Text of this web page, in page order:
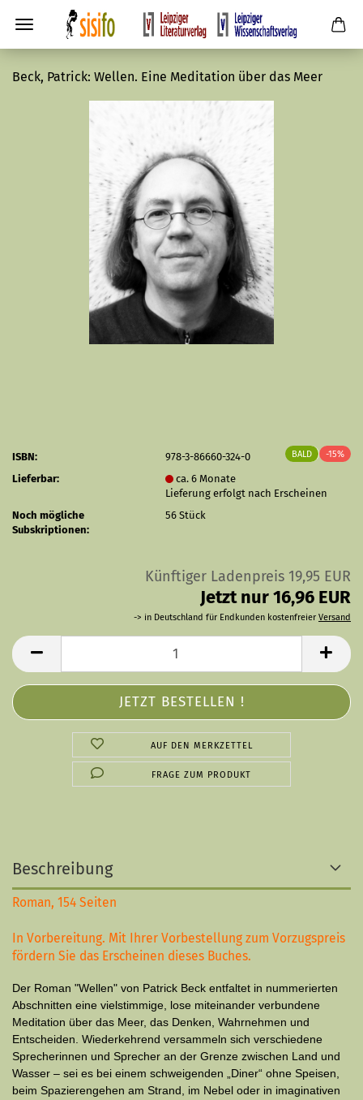
Beck, Patrick: Wellen. Eine Meditation über das Meer
BALD -15%
ISBN:
978-3-86660-324-0
Lieferbar:
ca. 6 Monate
Lieferung erfolgt nach Erscheinen
Noch mögliche
Subskriptionen:
56Stück
Künftiger Ladenpreis 19,95 EUR
Jetzt nur 16,96 EUR
-> in Deutschland für Endkunden kostenfreier Versand
AUF DEN MERKZETTEL
FRAGE ZUM PRODUKT
Beschreibung
Roman, 154 Seiten
In Vorbereitung. Mit Ihrer Vorbestellung zum Vorzugspreis
fördern Sie das Erscheinen dieses Buches.
Der Roman "Wellen" von Patrick Beck entfaltet in nummerierten
Abschnitten eine vielstimmige, lose miteinander verbundene
Meditation über das Meer, das Denken, Wahrnehmen und
Entscheiden. Wiederkehrend versammeln sich verschiedene
Sprecherinnen und Sprecher an der Grenze zwischen Land und
Wasser – sei es bei einem schweigenden „Diner“ ohne Speisen,
beim Spazierengehen am Strand, im Nebel oder in imaginativen